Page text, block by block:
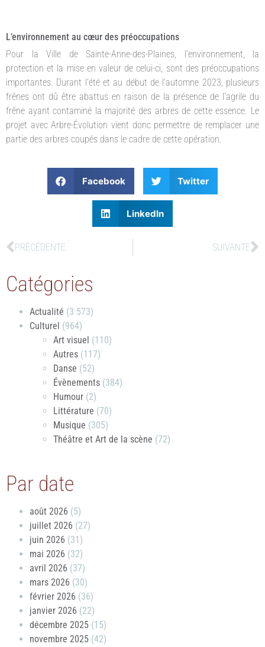
L’environnement au cœur des préoccupations
Pour la Ville de Sainte-Anne-des-Plaines, l’environnement, la
protection et la mise en valeur de celui-ci, sont des préoccupations
importantes. Durant l’été et au début de l’automne 2023, plusieurs
frênes ont dû être abattus en raison de la présence de l’agrile du
frêne ayant contaminé la majorité des arbres de cette essence. Le
projet avec Arbre-Évolution vient donc permettre de remplacer une
partie des arbres coupés dans le cadre de cette opération.
Facebook Twitter
LinkedIn
PRÉCÉDENTE SUIVANTE
Catégories
Actualité (3 573)
Culturel (964)
Art visuel (110)
Autres (117)
Danse (52)
Évènements (384)
Humour (2)
Littérature (70)
Musique (305)
Théâtre et Art de la scène (72)
Par date
août 2026 (5)
juillet 2026 (27)
juin 2026 (31)
mai 2026 (32)
avril 2026 (37)
mars 2026 (30)
février 2026 (36)
janvier 2026 (22)
décembre 2025 (15)
novembre 2025 (42)